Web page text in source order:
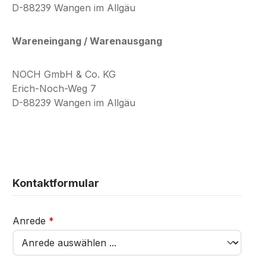
D-88239 Wangen im Allgäu
Wareneingang / Warenausgang
NOCH GmbH & Co. KG
Erich-Noch-Weg 7
D-88239 Wangen im Allgäu
Kontaktformular
Anrede *